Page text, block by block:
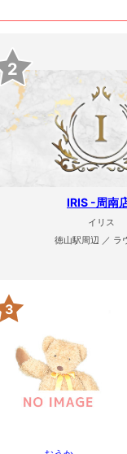
2
IRIS -周南
イリス
徳山駅周辺 ／ ラ
3